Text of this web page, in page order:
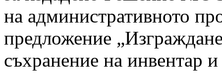
на административното
предложение
съхранение на инвентар